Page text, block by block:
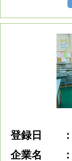
登録日
企業名